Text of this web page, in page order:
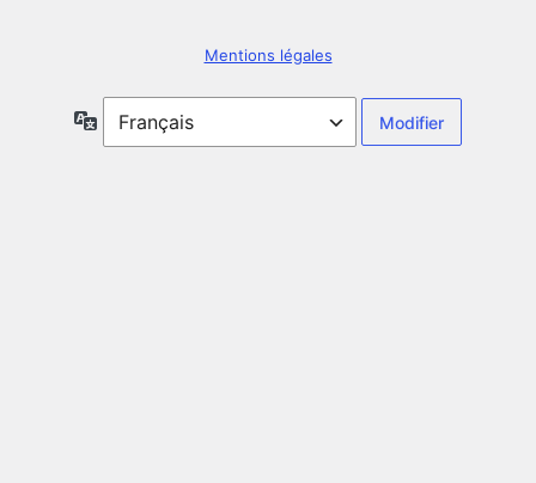
Mentions légales
Langue